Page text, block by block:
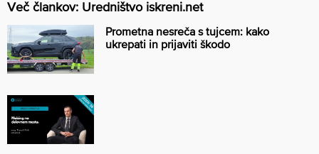
Več člankov: Uredništvo iskreni.net
Prometna nesreča s tujcem: kako
ukrepati in prijaviti škodo